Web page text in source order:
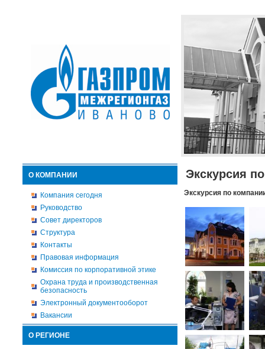
О КОМПАНИИ
Компания сегодня
Руководство
Совет директоров
Структура
Контакты
Правовая информация
Комиссия по корпоративной этике
Охрана труда и производственная
безопасность
Электронный документооборот
Вакансии
О РЕГИОНЕ
Экскурсия
Экскурсия по